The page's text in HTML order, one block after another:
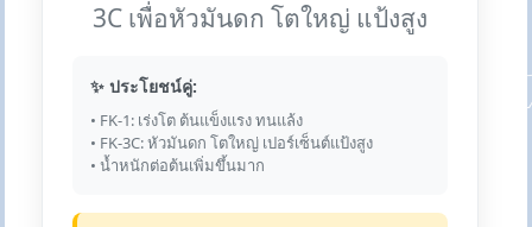
3C เพื่อหัวมันดก โตใหญ่ แป้งสูง
✨ ประโยชน์คู่:
• FK-1: เร่งโต ต้นแข็งแรง ทนแล้ง
• FK-3C: หัวมันดก โตใหญ่ เปอร์เซ็นต์แป้งสูง
• น้ำหนักต่อต้นเพิ่มขึ้นมาก